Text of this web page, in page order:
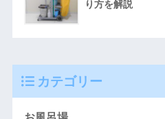
り方を解説
カテゴリー